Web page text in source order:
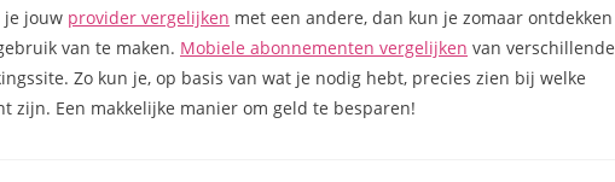
je jouw provider vergelijken met een andere, dan kun je zomaar ontdekken
van te maken. Mobiele abonnementen vergelijken van verschillende
Zo kun je, op basis van wat je nodig hebt, precies zien bij welke
zijn. Een makkelijke manier om geld te besparen!